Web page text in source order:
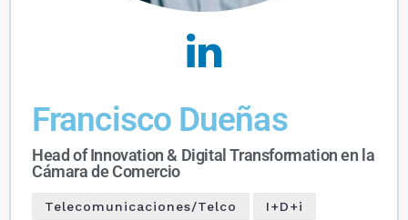
Francisco Dueñas
Head of Innovation & Digital Transformation en la
Cámara de Comercio
Telecomunicaciones/Telco I+D+i